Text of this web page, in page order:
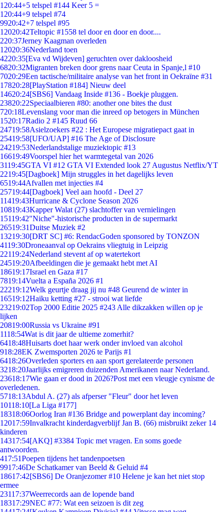
1 20:44+5 telspel #144 Keer 5 =
1 20:44+9 telspel #74
9920:42+7 telspel #95
12020:42Teltopic #1558 tel door en door en door....
220:37Jerney Kaagman overleden
12020:36Nederland toen
4220:35[Eva vd Wijdeven] geruchten over dakloosheid
6820:32Migranten breken door grens naar Ceuta in Spanje,l #10
7020:29Een tactische/militaire analyse van het front in Oekraïne #31
17820:28[PlayStation #184] Nieuw deel
14620:24[SBS6] Vandaag Inside #136 - Boekje pluggen.
23820:22Speciaalbieren #80: another one bites the dust
720:18Levenslang voor man die inreed op betogers in München
1520:17Radio 2 #145 Ruud 66
24719:58Asielzoekers #22 : Het Europese migratiepact gaat in
25419:58[UFO/UAP] #16 The Age of Disclosure
24219:53Nederlandstalige muziektopic #13
16619:49Voorspel hier het warmtegetal van 2026
3119:45GTA VI #12 GTA VI Extended look 27 Augustus Netflix/YT
2219:45[Dagboek] Mijn struggles in het dagelijks leven
6519:44Afvallen met injecties #4
25719:44[Dagboek] Veel aan hoofd - Deel 27
11419:43Hurricane & Cyclone Season 2026
10819:43Kapper Walat (27) slachtoffer van vernielingen
15119:42"Niche"-historische producten in de supermarkt
26519:31Duitse Muziek #2
13219:30[DRT SC] #6: RendacGoden sponsored by TONZON
4119:30Droneaanval op Oekrains vliegtuig in Leipzig
22119:24Nederland stevent af op watertekort
24519:20Afbeeldingen die je gemaakt hebt met AI
18619:17Israel en Gaza #17
7819:14Vuelta a España 2026 #1
22219:12Welk geurtje draag jij nu #48 Geurend de winter in
16519:12Haiku ketting #27 - strooi wat liefde
23219:02Top 2000 Editie 2025 #243 Alle dikzakken willen op je
lijken
20819:00Russia vs Ukraine #91
1118:54Wat is dit jaar de ultieme zomerhit?
6418:48Huisarts doet haar werk onder invloed van alcohol
918:28EK Zwemsporten 2026 te Parijs #1
6418:26Overleden sporters en aan sport gerelateerde personen
3218:20Jaarlijks emigreren duizenden Amerikanen naar Nederland.
23618:17Wie gaan er dood in 2026?Post met een vleugje cynisme de
overledenen.
5718:13Abdul A. (27) als afperser "Fleur" door het leven
10118:10[La Liga #177]
18318:06Oorlog Iran #136 Bridge and powerplant day incoming?
12017:59Invalkracht kinderdagverblijf Jan B. (66) misbruikt zeker 14
kinderen
14317:54[AKQ] #3384 Topic met vragen. En soms goede
antwoorden.
417:51Poepen tijdens het tandenpoetsen
9917:46De Schatkamer van Beeld & Geluid #4
18617:42[SBS6] De Oranjezomer #10 Helene je kan het niet stop
ermee
23117:37Weerrecords aan de lopende band
18317:29NEC #77: Wat een seizoen is dit zeg